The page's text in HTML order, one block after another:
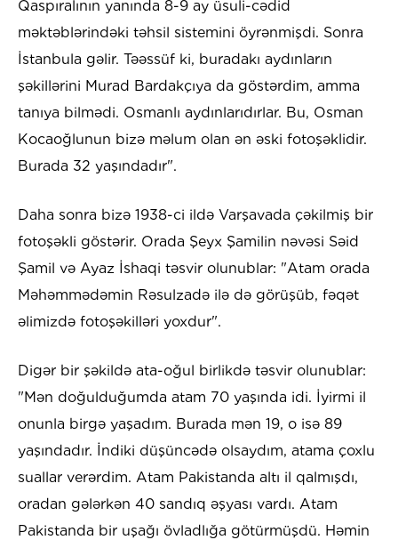
Qaspıralının yanında 8-9 ay üsuli-cədid
məktəblərindəki təhsil sistemini öyrənmişdi. Sonra
İstanbula gəlir. Təəssüf ki, buradakı aydınların
şəkillərini Murad Bardakçıya da göstərdim, amma
tanıya bilmədi. Osmanlı aydınlarıdırlar. Bu, Osman
Kocaoğlunun bizə məlum olan ən əski fotoşəklidir.
Burada 32 yaşındadır".
Daha sonra bizə 1938-ci ildə Varşavada çəkilmiş bir
fotoşəkli göstərir. Orada Şeyx Şamilin nəvəsi Səid
Şamil və Ayaz İshaqi təsvir olunublar: "Atam orada
Məhəmmədəmin Rəsulzadə ilə də görüşüb, fəqət
əlimizdə fotoşəkilləri yoxdur".
Digər bir şəkildə ata-oğul birlikdə təsvir olunublar:
"Mən doğulduğumda atam 70 yaşında idi. İyirmi il
onunla birgə yaşadım. Burada mən 19, o isə 89
yaşındadır. İndiki düşüncədə olsaydım, atama çoxlu
suallar verərdim. Atam Pakistanda altı il qalmışdı,
oradan gələrkən 40 sandıq əşyası vardı. Atam
Pakistanda bir uşağı övladlığa götürmüşdü. Həmin